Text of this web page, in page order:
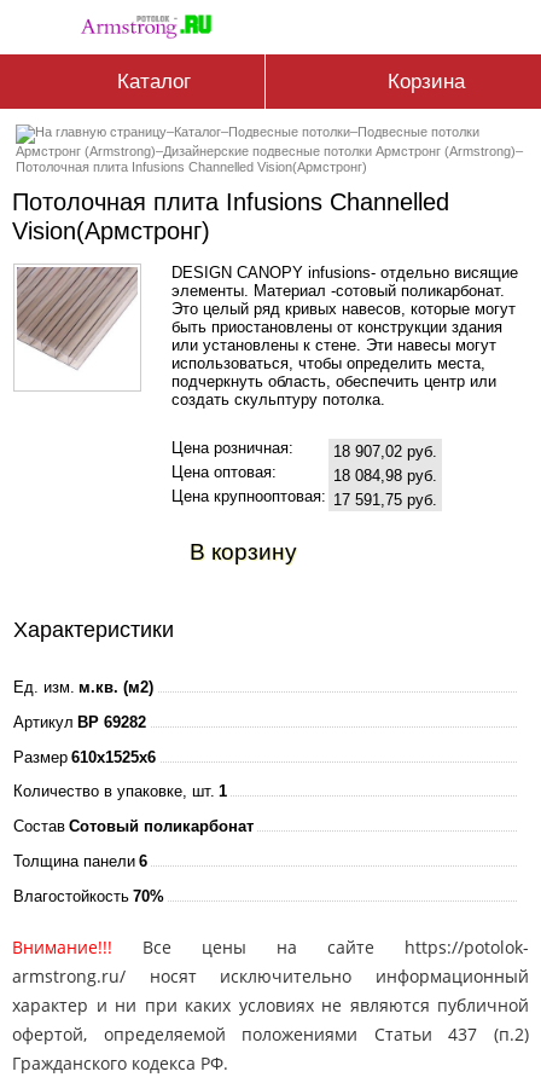
Каталог Корзина
–Каталог–Подвесные потолки–Подвесные потолки
Армстронг (Armstrong)–Дизайнерские подвесные потолки Армстронг (Armstrong)–
Потолочная плита Infusions Channelled Vision(Армстронг)
Потолочная плита Infusions Channelled
Vision(Армстронг)
DESIGN CANOPY infusions- отдельно висящие
элементы. Материал -сотовый поликарбонат.
Это целый ряд кривых навесов, которые могут
быть приостановлены от конструкции здания
или установлены к стене. Эти навесы могут
использоваться, чтобы определить места,
подчеркнуть область, обеспечить центр или
создать скульптуру потолка.
Цена розничная:
18 907,02 руб.
Цена оптовая:
18 084,98 руб.
Цена крупнооптовая: 17 591,75 руб.
В корзину
Характеристики
Ед. изм. м.кв. (м2)
Артикул BP 69282
Размер 610x1525x6
Количество в упаковке, шт. 1
Состав Сотовый поликарбонат
Толщина панели 6
Влагостойкость 70%
Внимание!!! Все цены на сайте https://potolok-
armstrong.ru/ носят исключительно информационный
характер и ни при каких условиях не являются публичной
офертой, определяемой положениями Статьи 437 (п.2)
Гражданского кодекса РФ.